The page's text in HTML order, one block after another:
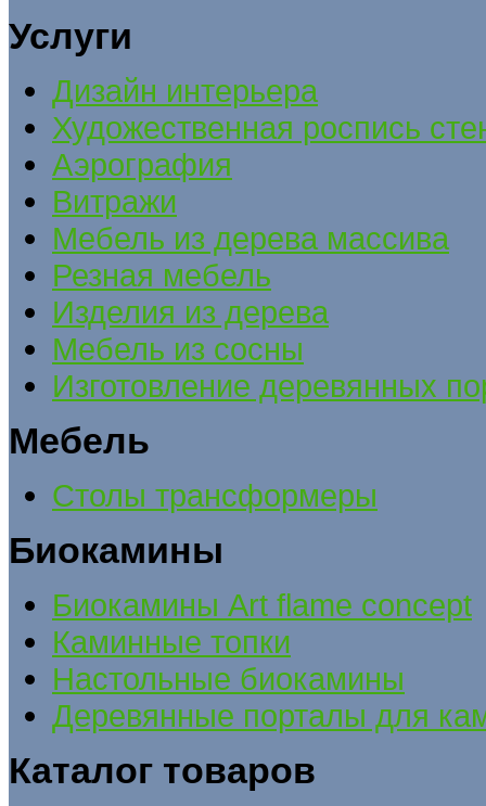
Услуги
Дизайн интерьера
Художественная роспись
Аэрография
Витражи
Мебель из дерева массива
Резная мебель
Изделия из дерева
Мебель из сосны
Изготовление деревянных
Мебель
Столы трансформеры
Биокамины
Биокамины Art flame concept
Каминные топки
Настольные биокамины
Деревянные порталы для
Каталог товаров